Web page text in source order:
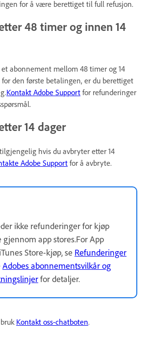
for å være berettiget til full refusjon.
48 timer og innen 14
abonnement mellom 48 timer og 14
den første betalingen, er du berettiget
Kontakt Adobe Support for refunderinger
14 dager
hvis du avbryter etter 14
Adobe Support for å avbryte.
ikke refunderinger for kjøp
app stores.For App
Store-kjøp, se Refunderinger
Adobes abonnementsvilkår og
for detaljer.
Kontakt oss-chatboten.